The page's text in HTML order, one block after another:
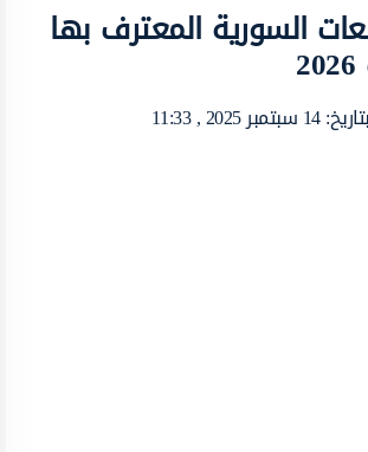
السورية المعترف بها
بتاريخ: 14 سبتمبر 2025 , 11:33